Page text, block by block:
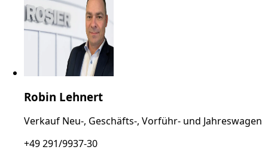
Robin Lehnert
Verkauf Neu-, Geschäfts-, Vorführ- und Jahreswagen
+49 291/9937-30